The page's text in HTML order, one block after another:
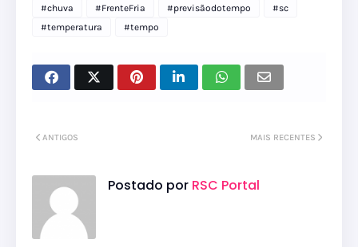
#chuva #FrenteFria #previsãodotempo
#sc
#temperatura
#tempo
MAIS RECENTES
ANTIGOS
Postado por RSC Portal